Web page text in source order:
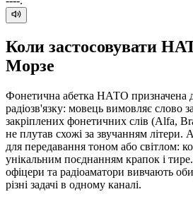
Коли застосовувати
Морзе
Фонетична абетка НАТО призначена
радіозв'язку: мовець вимовляє слово
закріплених фонетичних слів (Alfa,
не плутав схожі за звучанням літери.
для передавання тоном або світлом:
унікальним поєднанням крапок і
офіцери та радіоаматори вивчають
різні задачі в одному каналі.